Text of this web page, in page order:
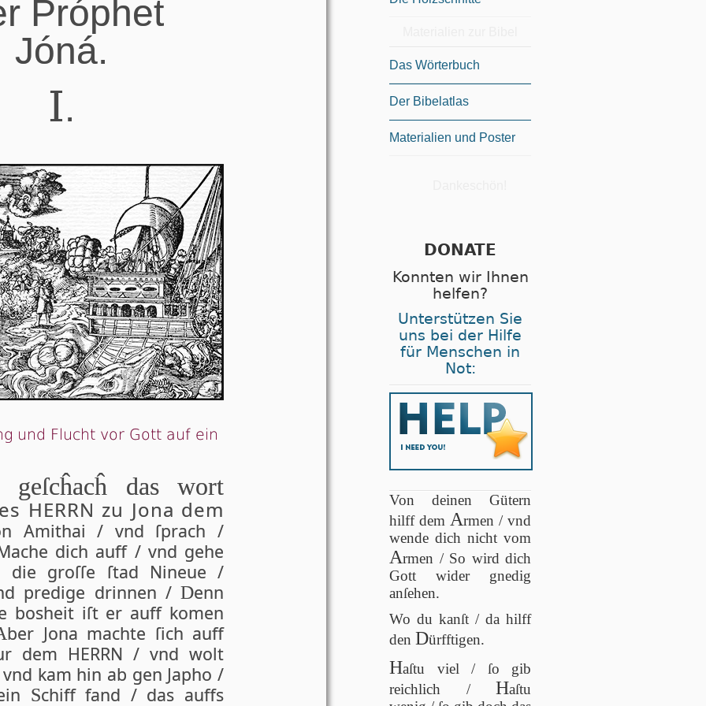
Próphet
Jóná.
I.
und Flucht vor Gott auf ein
geſcĥacĥ das wort
HER­RN zu Jona dem
Ami­thai / vnd ſprach /
dich auff / vnd ge­he
die groſ­ſe ſtad Ni­ne­ue /
pre­di­‌ge drin­nen / Denn
bos­heit iſt er auff ko­men
ber Jona machte ſich auff
dem HER­RN / vnd wolt
kam hin ab gen Japho /
Schiff fand / das auffs
Das Wörterbuch
Der Bibelatlas
Materialien und Poster
DONATE
Konnten wir Ihnen
helfen?
Unterstützen Sie
uns bei der Hilfe
für Menschen in
Not:
Von deinen Gütern
hilff dem Armen / vnd
wende dich nicht vom
Armen / So wird dich
Gott wider gnedig
anſehen.
Wo du kanſt / da hilff
den Dürfftigen.
Haſtu viel / ſo gib
reichlich / Haſtu